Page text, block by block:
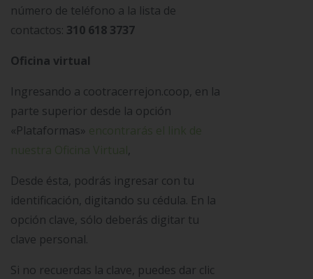
número de teléfono a la lista de
contactos: 310 618 3737
Oficina virtual
Ingresando a cootracerrejon.coop, en la
parte superior desde la opción
«Plataformas»
,
Desde ésta, podrás ingresar con tu
identificación, digitando su cédula. En la
opción clave, sólo deberás digitar tu
clave personal.
Si no recuerdas la clave, puedes dar clic